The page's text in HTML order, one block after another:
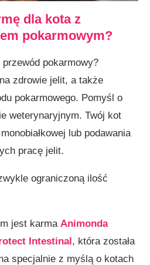
dla kota z
pokarmowym?
pokarmowy?
zdrowie jelit, a także
pokarmowego. Pomyśl o
weterynaryjnym. Twój kot
lub podawania
pracę jelit.
ograniczoną ilość
jest karma Animonda
Intestinal, która została
specjalnie z myślą o kotach